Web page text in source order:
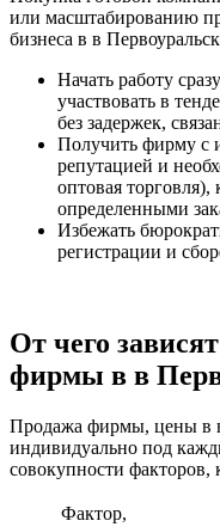
или масштабированию
бизнеса в в
Начать работу
участвовать в
без задержек,
Получить фирму с
репутацией и
оптовая торговля),
определенными
Избежать
регистрации и
От чего
фирмы в в
Продажа фирмы, цены в
индивидуально под
совокупности
Фактор,